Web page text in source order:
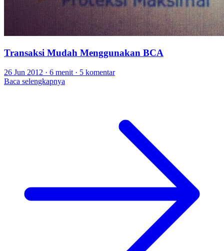
Transaksi Mudah Menggunakan BCA
26 Jun 2012 · 6 menit · 5 komentar
Baca selengkapnya